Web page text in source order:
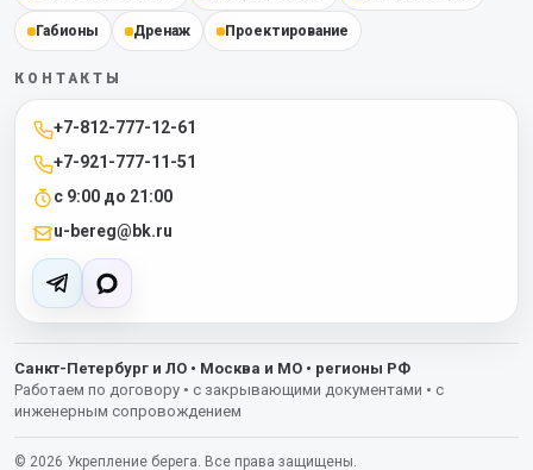
Габионы Дренаж Проектирование
КОНТАКТЫ
+7-812-777-12-61
+7-921-777-11-51
с 9:00 до 21:00
u-bereg@bk.ru
Санкт-Петербург и ЛО • Москва и МО • регионы РФ
Работаем по договору • с закрывающими документами • с
инженерным сопровождением
© 2026 Укрепление берега. Все права защищены.